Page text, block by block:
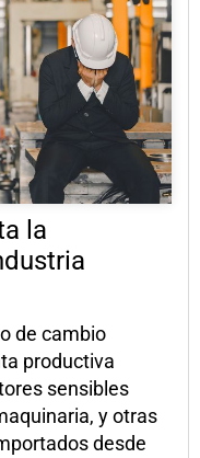
la
de cambio
productiva
sensibles
y otras
desde